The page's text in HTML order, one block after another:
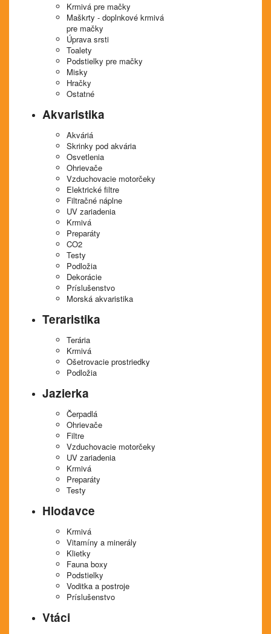
Krmivá pre mačky
Maškrty - doplnkové krmivá
pre mačky
Úprava srsti
Toalety
Podstielky pre mačky
Misky
Hračky
Ostatné
Akvaristika
Akváriá
Skrinky pod akvária
Osvetlenia
Ohrievače
Vzduchovacie motorčeky
Elektrické filtre
Filtračné náplne
UV zariadenia
Krmivá
Preparáty
CO2
Testy
Podložia
Dekorácie
Príslušenstvo
Morská akvaristika
Teraristika
Terária
Krmivá
Ošetrovacie prostriedky
Podložia
Jazierka
Čerpadlá
Ohrievače
Filtre
Vzduchovacie motorčeky
UV zariadenia
Krmivá
Preparáty
Testy
Hlodavce
Krmivá
Vitamíny a minerály
Klietky
Fauna boxy
Podstielky
Voditka a postroje
Príslušenstvo
Vtáci